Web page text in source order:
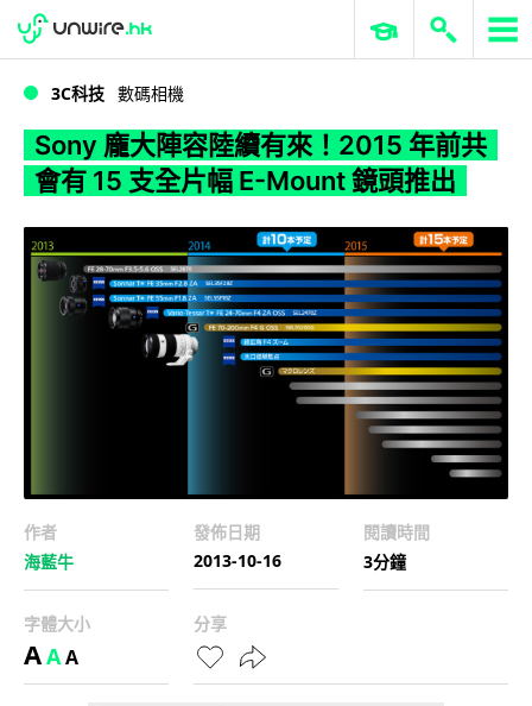
WWDC 2026 ERP 與商業 AI
3C科技 數碼相機
Sony 龐大陣容陸續有來！2015 年前共
會有 15 支全片幅 E-Mount 鏡頭推出
作者
海藍牛
發佈日期
2013-10-16
閱讀時間
3分鐘
字體大小
AAA
分享